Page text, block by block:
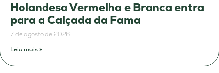
Holandesa Vermelha e Branca entra
para a Calçada da Fama
7 de agosto de 2026
Leia mais »